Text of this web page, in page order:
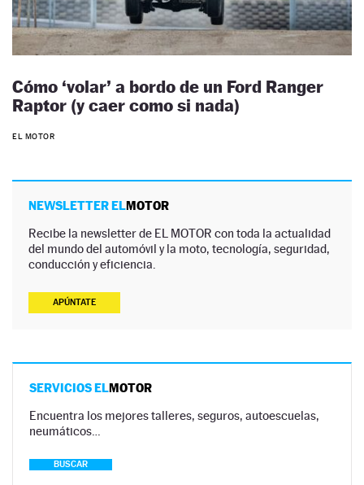
Cómo ‘volar’ a bordo de un Ford Ranger
Raptor (y caer como si nada)
EL MOTOR
NEWSLETTER ELMOTOR
Recibe la newsletter de EL MOTOR con toda la actualidad
del mundo del automóvil y la moto, tecnología, seguridad,
conducción y eficiencia.
APÚNTATE
SERVICIOS ELMOTOR
Encuentra los mejores talleres, seguros, autoescuelas,
neumáticos…
BUSCAR